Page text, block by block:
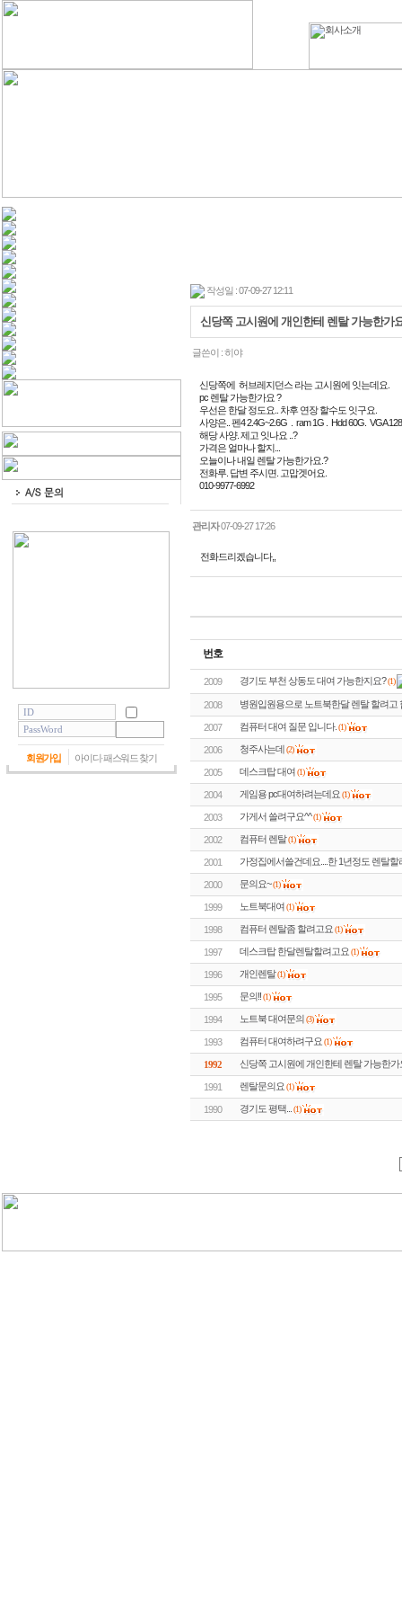
회원가입 아이디·패스워드 찾기
작성일 : 07-09-27 12:11
신당쪽 고시원에 개인한테 렌탈 가능한가
글쓴이 :히야
신당쪽에 허브레지던스 라는 고시원에 잇는데요.
pc 렌탈 가능한가요 ?
우선은 한달 정도요.. 차후 연장 할수도 잇구요.
사양은.. 펜4 2.4G~2.6G . ram 1G . Hdd 60G. VGA
해당 사양. 제고 잇나요 ..?
가격은 얼마나 할지...
오늘이나 내일 렌탈 가능한가요.?
전화루. 답변 주시면. 고맙겟어요.
010-9977-6992
관리자 07-09-27 17:26
전화드리겠습니다,,
번호
2009 경기도 부천 상동도 대여 가능한지요?(1)
2008 병원입원용으로 노트북한달 렌탈 할려고
2007 컴퓨터 대여 질문 입니다. (1)
2006 청주사는데(2)
2005 데스크탑 대여(1)
2004 게임용 pc대여하려는데요(1)
2003 가게서 쓸려구요^^(1)
2002 컴퓨터 렌탈(1)
2001 가정집에서쓸건데요....한 1년정도 렌탈할
2000 문의요~(1)
1999 노트북대여(1)
1998 컴퓨터 렌탈좀 할려고요(1)
1997 데스크탑 한달렌탈할려고요(1)
1996 개인렌탈(1)
1995 문의!!(1)
1994 노트북 대여문의(3)
1993 컴퓨터 대여하려구요(1)
1992 신당쪽 고시원에 개인한테 렌탈 가능한가
1991 렌탈문의요(1)
1990 경기도 평택... (1)